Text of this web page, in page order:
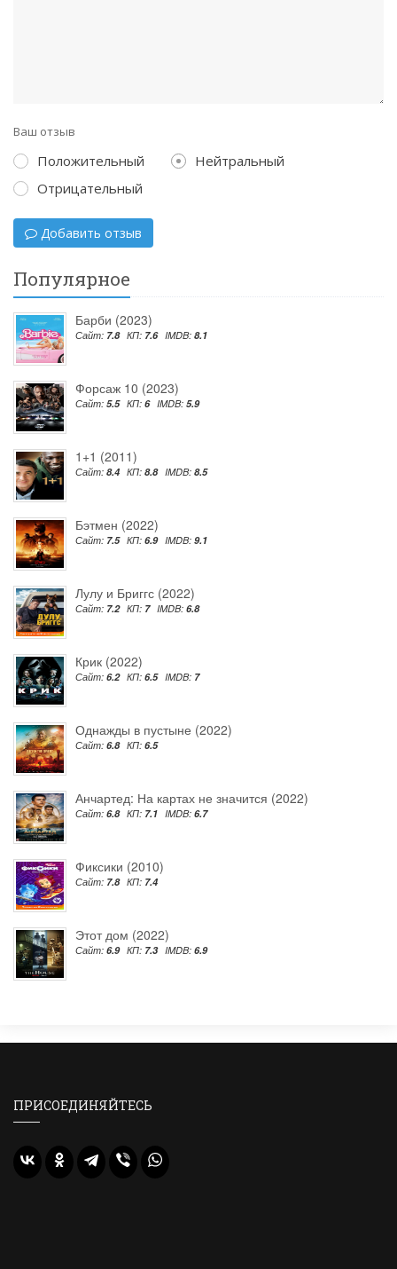
Ваш отзыв
Положительный
Нейтральный
Отрицательный
Добавить отзыв
Популярное
Барби (2023)
Сайт: 7.8 КП: 7.6 IMDB: 8.1
Форсаж 10 (2023)
Сайт: 5.5 КП: 6 IMDB: 5.9
1+1 (2011)
Сайт: 8.4 КП: 8.8 IMDB: 8.5
Бэтмен (2022)
Сайт: 7.5 КП: 6.9 IMDB: 9.1
Лулу и Бриггс (2022)
Сайт: 7.2 КП: 7 IMDB: 6.8
Крик (2022)
Сайт: 6.2 КП: 6.5 IMDB: 7
Однажды в пустыне (2022)
Сайт: 6.8 КП: 6.5
Анчартед: На картах не значится (2022)
Сайт: 6.8 КП: 7.1 IMDB: 6.7
Фиксики (2010)
Сайт: 7.8 КП: 7.4
Этот дом (2022)
Сайт: 6.9 КП: 7.3 IMDB: 6.9
ПРИСОЕДИНЯЙТЕСЬ